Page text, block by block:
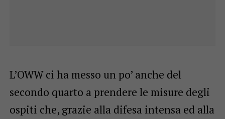
L’OWW ci ha messo un po’ anche del
secondo quarto a prendere le misure degli
ospiti che, grazie alla difesa intensa ed alla